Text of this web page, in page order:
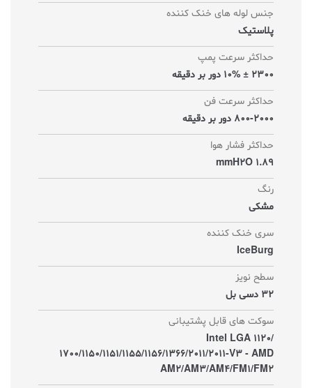
جنس لوله های خنک کننده
پلاستیک
حداکثر سرعت پمپ
2300 ± 10% دور بر دقیقه
حداکثر سرعت فن
800-2000 دور بر دقیقه
حداکثر فشار هوا
1.89 mmH2O
رنگ
مشکی
سری خنک کننده
IceBurg
سطح نویز
32 دسی بل
سوکت های قابل پشتیبانی
Intel LGA 1120/
1700/1150/1151/1155/1156/1366/2011/2011-V3 - AMD
AM2/AM3/AM4/FM1/FM2